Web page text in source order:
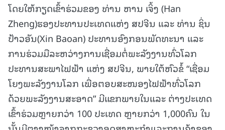
ໂດຍໃຫ້ກຽດເຂົ້າຮ່ວມຂອງ ທ່ານ ຫານ ເຈິ້ງ (Han
Zheng)ຮອງປະທານປະເທດແຫ່ງ ສປຈີນ ແລະ ທ່ານ ຊິ່ນ
ປ້າວອັນ(Xin Baoan) ປະທານອົງກອນພັດທະນາ ແລະ
ການຮ່ວມມືລະຫວ່າງການເຊື່ອມຕໍ່ພະລັງງານທົ່ວໂລກ
ປະທານສະພາໄຟຟ້າ ແຫ່ງ ສປຈີນ, ພາຍໃຕ້ຫົວຂໍ້ “ເຊື່ອມ
ໂຍງພະລັງງານໂລກ ເພື່ອຕອບສະໜອງໄຟຟ້າທົ່ວໂລກ
ດ້ວຍພະລັງງານສະອາດ” ມີແຂກພາຍໃນແລະ ຕ່າງປະເທດ
ເຂົ້າຮ່ວມຫຼາຍກວ່າ 100 ປະເທດ ຫຼາຍກວ່າ 1,000ຄົນ ໃນ